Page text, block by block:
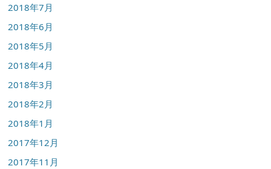
2018年7月
2018年6月
2018年5月
2018年4月
2018年3月
2018年2月
2018年1月
2017年12月
2017年11月